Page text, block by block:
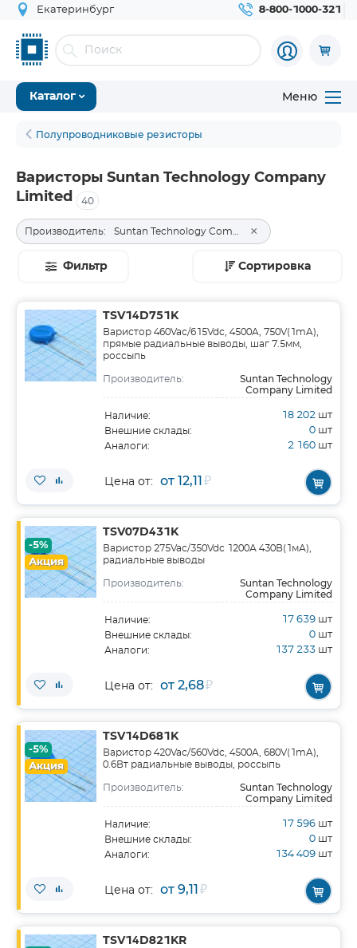
Екатеринбург 8-800-1000-321
Каталог Меню
Полупроводниковые резисторы
Варисторы Suntan Technology Company
Limited
40
Производитель: ×
Фильтр Сортировка
TSV14D751K
Варистор 460Vac/615Vdc, 4500A, 750V(1mA),
прямые радиальные выводы, шаг 7.5мм,
россыпь
Производитель:
Suntan Technology
Company Limited
Наличие: 18 202 шт
Внешние склады: 0 шт
Аналоги: 2 160 шт
Цена от: от 12,11₽
-5%
Акция
TSV07D431K
Варистор 275Vac/350Vdc 1200А 430В(1мА),
радиальные выводы
Производитель:
Suntan Technology
Company Limited
Наличие: 17 639 шт
Внешние склады: 0 шт
Аналоги: 137 233 шт
Цена от: от 2,68₽
-5%
Акция
TSV14D681K
Варистор 420Vac/560Vdc, 4500A, 680V(1mA),
0.6Вт радиальные выводы, россыпь
Производитель:
Suntan Technology
Company Limited
Наличие: 17 596 шт
Внешние склады: 0 шт
Аналоги: 134 409 шт
Цена от: от 9,11₽
TSV14D821KR